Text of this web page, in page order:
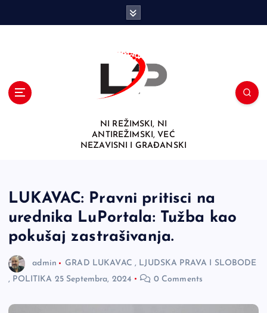
NI REŽIMSKI, NI
ANTIREŽIMSKI, VEĆ
NEZAVISNI I GRAĐANSKI
LUKAVAC: Pravni pritisci na
urednika LuPortala: Tužba kao
pokušaj zastrašivanja.
admin GRAD LUKAVAC , LJUDSKA PRAVA I SLOBODE
, POLITIKA 25 Septembra, 2024 0 Comments